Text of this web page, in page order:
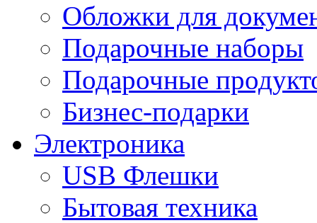
Обложки для
Подарочные наборы
Подарочные
Бизнес-подарки
Электроника
USB Флешки
Бытовая техника